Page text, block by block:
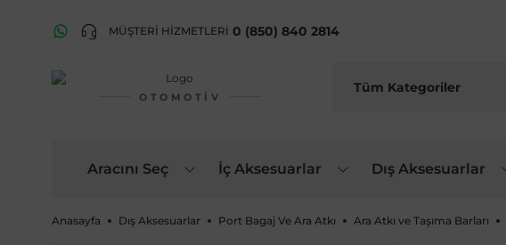
MÜŞTERİ HİZMETLERİ 0 (850) 840 2814
OTOMOTIV
Aracını Seç İç Aksesuarlar Dış Aksesuarlar
Anasayfa Dış Aksesuarlar Port Bagaj Ve Ara Atkı Ara Atkı ve Taşıma Barları